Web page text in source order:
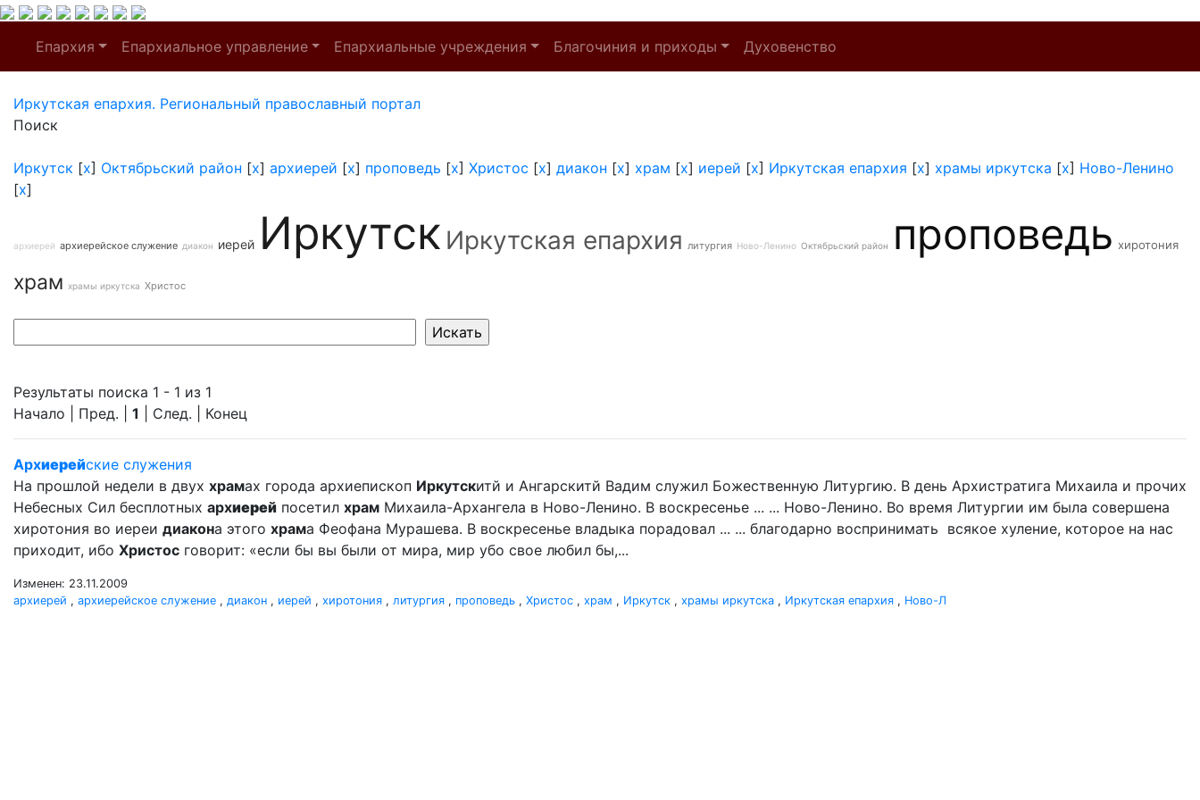
Епархия Епархиальное управление Епархиальные учреждения Благочиния и приходы Духовенство
Иркутская епархия. Региональный православный портал
Поиск
Иркутск [x] Октябрьский район [x] архиерей [x] проповедь [x] Христос [x] диакон [x] храм [x] иерей [x] Иркутская епархия [x] храмы иркутска [x] Ново-Ленино
[x]
архиерей архиерейское служение диакон иерей Иркутск Иркутская епархия литургия Ново-Ленино Октябрьский район проповедь хиротония
храм храмы иркутска Христос
Результаты поиска 1 - 1 из 1
Начало | Пред. | 1 | След. | Конец
Архиерейские служения
На прошлой недели в двух храмах города архиепископ Иркутскитй и Ангарскитй Вадим служил Божественную Литургию. В день Архистратига Михаила и прочих
Небесных Сил бесплотных архиерей посетил храм Михаила-Архангела в Ново-Ленино. В воскресенье ... ... Ново-Ленино. Во время Литургии им была совершена
хиротония во иереи диакона этого храма Феофана Мурашева. В воскресенье владыка порадовал ... ... благодарно воспринимать всякое хуление, которое на нас
приходит, ибо Христос говорит: «если бы вы были от мира, мир убо свое любил бы,...
Изменен: 23.11.2009
архиерей , архиерейское служение , диакон , иерей , хиротония , литургия , проповедь , Христос , храм , Иркутск , храмы иркутска , Иркутская епархия , Ново-Л